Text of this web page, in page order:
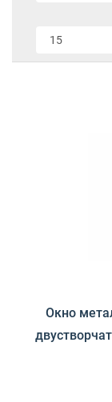
Окно